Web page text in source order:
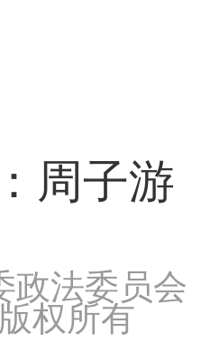
周子游
政法委员会
权所有